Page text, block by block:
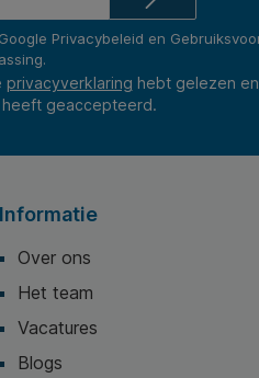
Privacybeleid en
privacyverklaring hebt gelezen
heeft geaccepteerd.
Informatie
Over ons
Het team
Vacatures
Blogs